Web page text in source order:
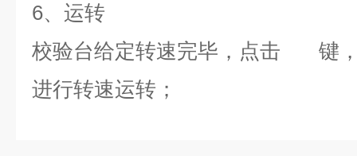
6、运转
校验台给定转速完毕，点击
键
进行转速运转；